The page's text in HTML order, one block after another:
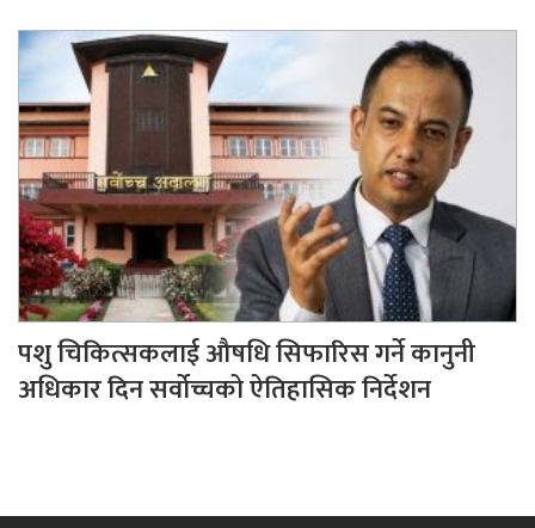
पशु चिकित्सकलाई औषधि सिफारिस गर्ने कानुनी
अधिकार दिन सर्वोच्चको ऐतिहासिक निर्देशन